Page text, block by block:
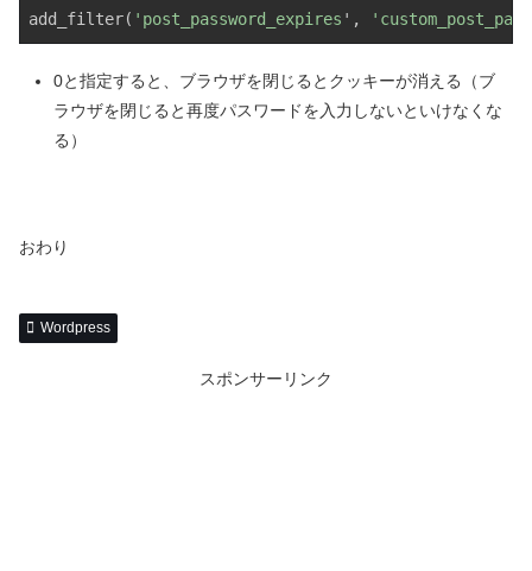
add_filter( 'post_password_expires ',
0と指定すると、ブラウザを閉じるとクッキーが消える（ブ
ラウザを閉じると再度パスワードを入力しないといけなくな
る）
おわり
Wordpress
スポンサーリンク